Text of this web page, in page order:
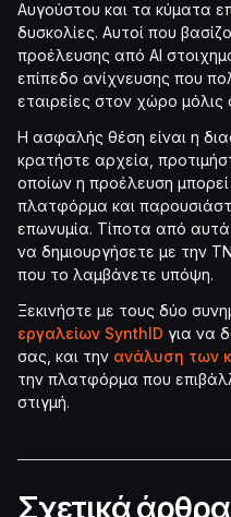
Αυγούστου και τα κύματα
δυσκολίες. Αυτοί που
προέλευσης από AI
επίπεδο ανίχνευσης που
εταιρείες στον χώρο
Η ασφαλής θέση είναι η
κρατήστε αρχεία,
οποίων η προέλευση
πλατφόρμα και
επωνυμία. Τίποτα από αυτά
να δημιουργήσετε με την
που το λαμβάνετε υπόψη.
Ξεκινήστε με τους δύο
εργαλείων SynthID για να
σας, και την ανάλυση των
την πλατφόρμα που
στιγμή.
Σχετικά άρθρα